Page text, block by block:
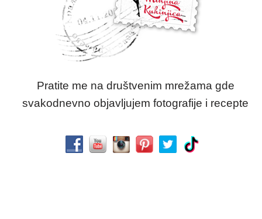
Pratite me na društvenim mrežama gde
svakodnevno objavljujem fotografije i recepte